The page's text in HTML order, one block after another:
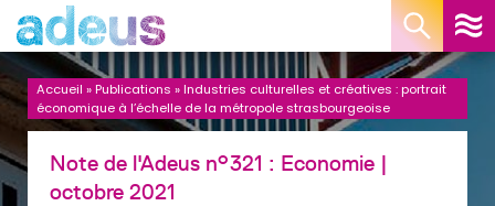
Accueil »Publications »Industries culturelles et créatives : portrait
économique à l’échelle de la métropole strasbourgeoise
Note de l'Adeus n°321 : Economie |
octobre 2021
Panneau de gestion des cookies